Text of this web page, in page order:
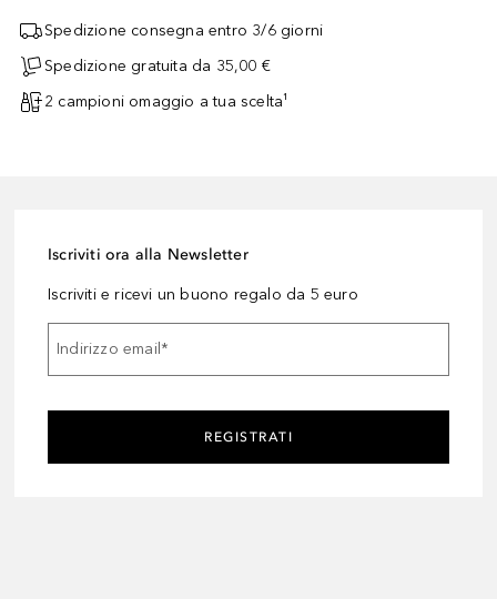
Spedizione consegna entro 3/6 giorni
Spedizione gratuita da 35,00 €
2 campioni omaggio a tua scelta¹
Iscriviti ora alla Newsletter
Iscriviti e ricevi un buono regalo da 5 euro
Indirizzo email*
REGISTRATI